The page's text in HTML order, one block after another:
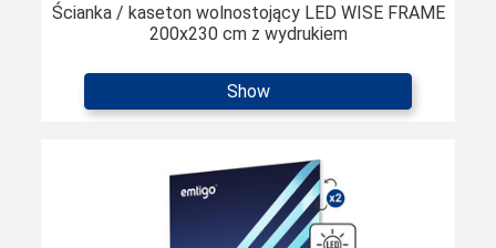
Ścianka / kaseton wolnostojący LED WISE FRAME
200x230 cm z wydrukiem
Show